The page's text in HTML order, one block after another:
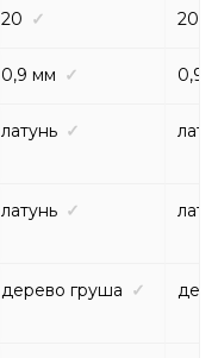
20 ✓ 20
0,9 мм ✓ 0,9
латунь ✓
латунь ✓
дерево груша ✓